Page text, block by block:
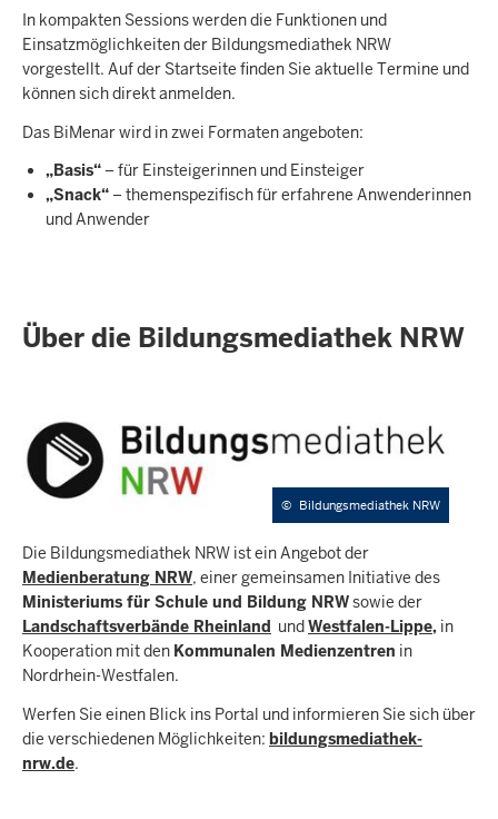
In kompakten Sessions werden die Funktionen und
Einsatzmöglichkeiten der Bildungsmediathek NRW
vorgestellt. Auf der Startseite finden Sie aktuelle Termine und
können sich direkt anmelden.
Das BiMenar wird in zwei Formaten angeboten:
„Basis“ – für Einsteigerinnen und Einsteiger
„Snack“ – themenspezifisch für erfahrene Anwenderinnen
und Anwender
Über die Bildungsmediathek NRW
© Bildungsmediathek NRW
Die Bildungsmediathek NRW ist ein Angebot der
Medienberatung NRW, einer gemeinsamen Initiative des
Ministeriums für Schule und Bildung NRWsowie der
Landschaftsverbände Rheinland und Westfalen-Lippe, in
Kooperation mit den Kommunalen Medienzentren in
Nordrhein-Westfalen.
Werfen Sie einen Blick ins Portal und informieren Sie sich über
die verschiedenen Möglichkeiten: bildungsmediathek-
nrw.de.